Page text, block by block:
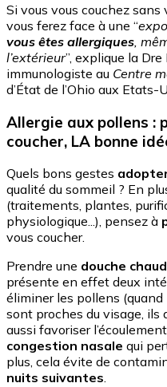
Si vous vous couchez sans
vous ferez face à une “
vous êtes allergiques ,
l’extérieur”, explique la
immunologiste au Centre
d’État de l’Ohio aux Etats-
Allergie aux pollens :
coucher, LA bonne
Quels bons gestes
qualité du sommeil ? En
(traitements, plantes,
physiologique...), pensez à
vous coucher.
Prendre une douche
présente en effet deux
éliminer les pollens
sont proches du visage,
aussi favoriser
congestion nasale qui
plus, cela évite de
nuits suivantes.